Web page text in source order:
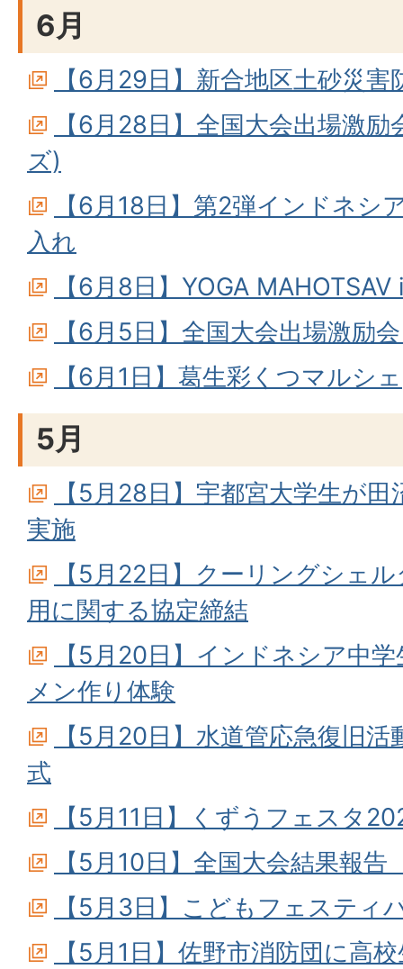
6月
【6月29日】新合地区土砂災害
【6月28日】全国大会出場激
ズ)
【6月18日】第2弾インドネシ
入れ
【6月8日】YOGA
【6月5日】全国大会出場激励
【6月1日】葛生彩くつマルシェ
5月
【5月28日】宇都宮大学生が
実施
【5月22日】クーリングシェ
用に関する協定締結
【5月20日】インドネシア中
メン作り体験
【5月20日】水道管応急復旧
式
【5月11日】くずうフェスタ
【5月10日】全国大会結果報
【5月3日】こどもフェスティ
【5月1日】佐野市消防団に高